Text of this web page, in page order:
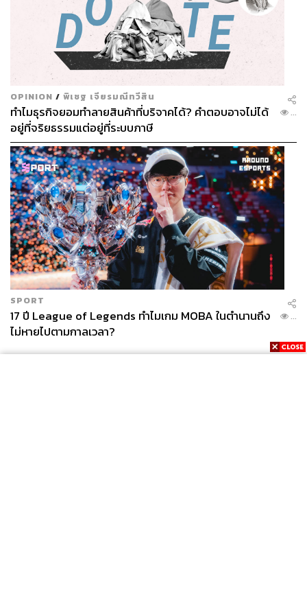
OPINION / พิเชฐ เจียรมณีทวีสิน
ทำไมธุรกิจยอมทำลายสินค้าที่บริจาคได้? คำตอบอาจไม่ได้
อยู่ที่จริยธรรมแต่อยู่ที่ระบบภาษี
...
SPORT
17 ปี League of Legends ทำไมเกม MOBA ในตำนานถึง
ไม่หายไปตามกาลเวลา?
...